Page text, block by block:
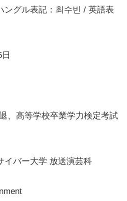
ングル表記：최수빈 / 英語表
、高等学校卒業学力検定考試
イバー大学 放送演芸科